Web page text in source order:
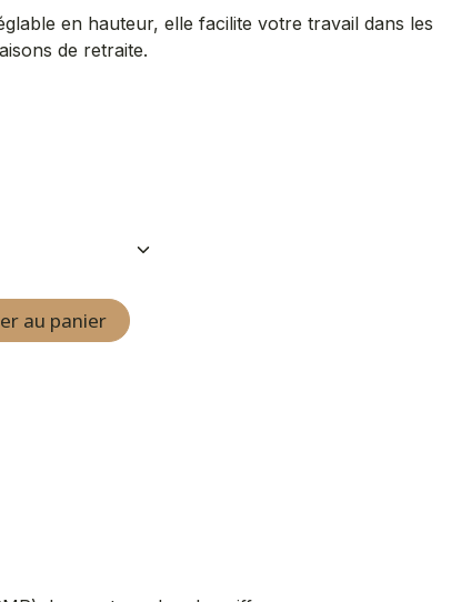
en hauteur, elle facilite votre travail dans les
de retraite.
au panier